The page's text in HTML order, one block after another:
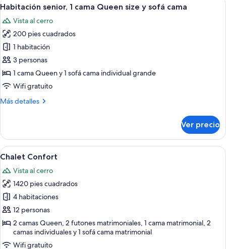
todas
las
fotos
de
Habitación
senior,
1
Queen
sofá
cama
3
Habitación senior, 1 cama Queen size y sofá cama
Vista al cerro
200 pies cuadrados
1 habitación
3 personas
1 cama Queen y 1 sofá cama individual grande
Wifi gratuito
Más detalles
Más
senior,
cama
size
y
sofá
cama
Ver precio
Abrir
todas
las
fotos
de
Chalet
Confort
Una casa moderna de dos pisos con
46
Chalet Confort
Vista al cerro
1420 pies cuadrados
4 habitaciones
12 personas
2 camas Queen, 2 futones matrimoniales, 1 cama matrimonial, 2
camas individuales y 1 sofá cama matrimonial
Wifi gratuito